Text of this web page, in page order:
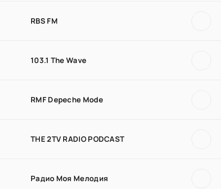
RBS FM
103.1 The Wave
RMF Depeche Mode
THE 2TV RADIO PODCAST
Радио Моя Мелодия